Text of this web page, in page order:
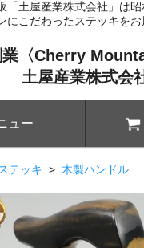
「土屋産業株式会社」は
にこだわったステッキをお
〈Cherry
土屋産業株式会
ュー
テッキ > 木製ハンドル